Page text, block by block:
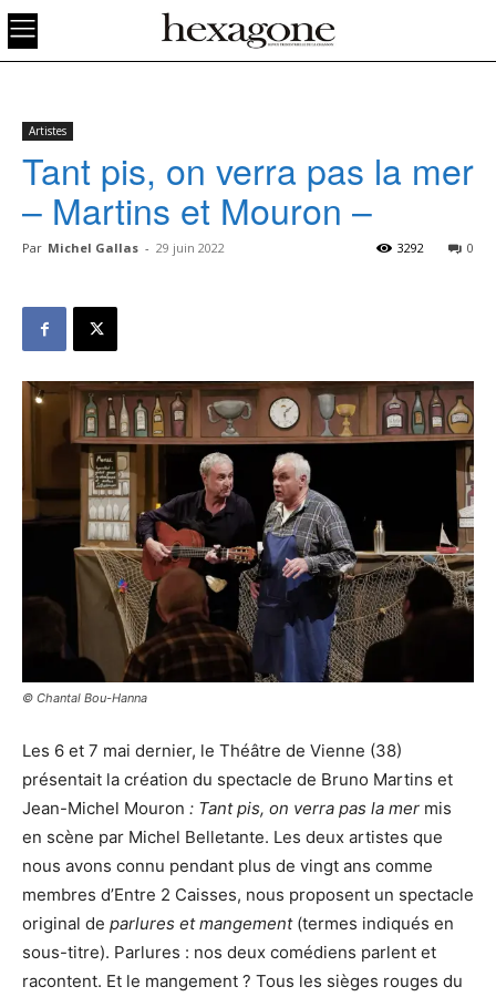
Artistes
Tant pis, on verra pas la mer
– Martins et Mouron –
Par Michel Gallas - 29 juin 2022 0
3292
© Chantal Bou-Hanna
Les 6 et 7 mai dernier, le Théâtre de Vienne (38)
présentait la création du spectacle de Bruno Martins et
Jean-Michel Mouron : Tant pis, on verra pas la mer mis
en scène par Michel Belletante. Les deux artistes que
nous avons connu pendant plus de vingt ans comme
membres d’Entre 2 Caisses, nous proposent un spectacle
original de parlures et mangement (termes indiqués en
sous-titre). Parlures : nos deux comédiens parlent et
racontent. Et le mangement ? Tous les sièges rouges du